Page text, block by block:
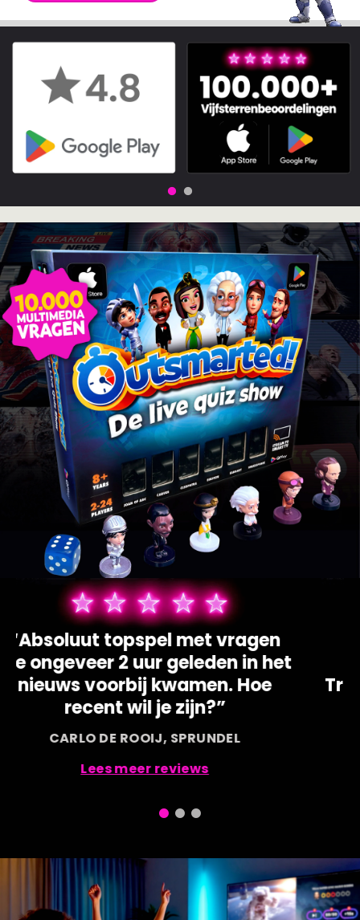
“Absoluut topspel met vragen
die ongeveer 2 uur geleden in het
nieuws voorbij kwamen. Hoe
recent wil je zijn?”
CARLO DE ROOIJ, SPRUNDEL
Lees meer reviews